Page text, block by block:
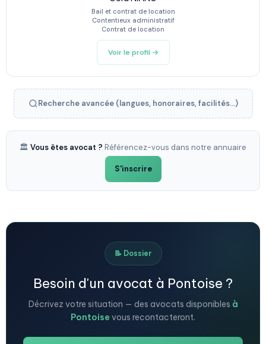
Bail et contrat de location
Contentieux administratif
Contrat de location
Voir le profil →
Recherche avancée (langues, honoraires, facilités...)
🏛️ Vous êtes avocat ? Référencez-vous dans notre annuaire
S'inscrire
📝 Dossier
Besoin d'un avocat à Pontoise ?
Décrivez votre situation — des avocats disponibles à
Pontoise vous recontacteront.